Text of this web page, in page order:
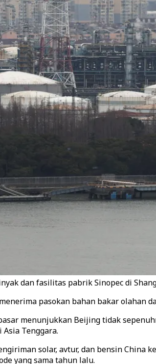
dan fasilitas pabrik Sinopec di
pasokan bahan bakar
menunjukkan Beijing tidak
Tenggara.
solar, avtur, dan bensin China
yang sama tahun lalu.